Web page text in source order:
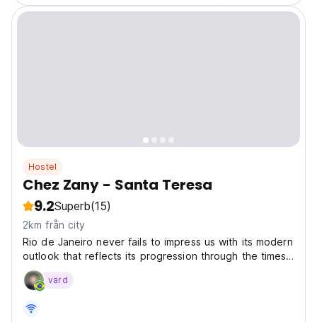
Hostel
Chez Zany - Santa Teresa
9.2Superb(15)
2km från city
Rio de Janeiro never fails to impress us with its modern
outlook that reflects its progression through the times
of yore. With a great location, Chez Zany offers
private and shared rooms with free WiFi and a fully
värd